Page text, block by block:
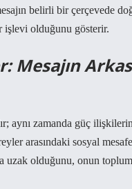
belirli bir çerçevede
işlevi olduğunu gösterir.
Mesajın
aynı zamanda güç
arasındaki sosyal
uzak olduğunu, onun